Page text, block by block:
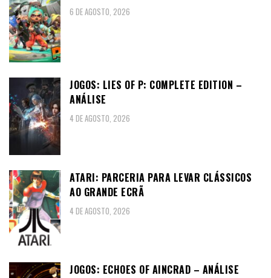
6 DE AGOSTO, 2026
JOGOS: LIES OF P: COMPLETE EDITION –
ANÁLISE
4 DE AGOSTO, 2026
ATARI: PARCERIA PARA LEVAR CLÁSSICOS
AO GRANDE ECRÃ
4 DE AGOSTO, 2026
JOGOS: ECHOES OF AINCRAD – ANÁLISE